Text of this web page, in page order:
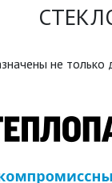
не только